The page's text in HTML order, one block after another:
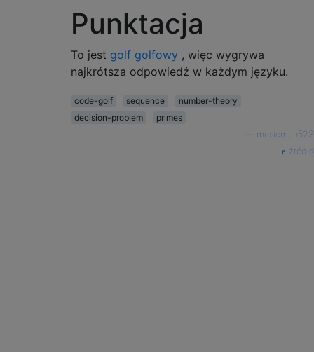
Punktacja
To jest golf golfowy , więc wygrywa
najkrótsza odpowiedź w każdym języku.
code-golf sequence
number-theory
decision-problem
primes
musicman523
źródło